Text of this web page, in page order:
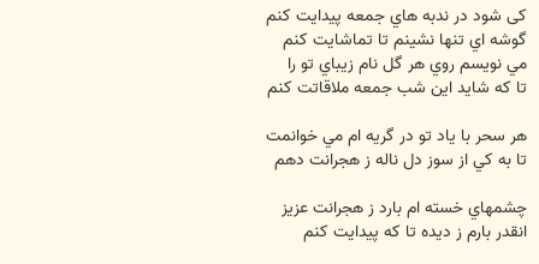
کی شود در ندبه هاي جمعه پيدايت کنم
گوشه اي تنها نشينم تا تماشايت کنم
مي نويسم روي هر گل نام زيباي تو را
تا که شايد اين شب جمعه ملاقاتت کنم
هر سحر با ياد تو در گريه ام مي خوانمت
تا به کي از سوز دل ناله ز هجرانت دهم
چشمهاي خسته ام بارد ز هجرانت عزيز
انقدر بارم ز ديده تا که پيدايت کنم